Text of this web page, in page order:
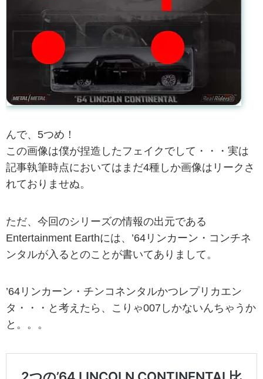
んで、5つめ！
この画像は僕が捏造したフェイクでして・・・実は
記事執筆時点においてはまだ4種しか画像はリークさ
れておりませぬ。
ただ、今回のシリーズの情報の出元である
Entertainment Earthには、’64リンカーン・コンチネ
ンタルが入るとのことが書いてありまして。
’64リンカーン・チンコネンタルかつレプリカエン
タ・・・と考えたら、こりゃ007しかないんちゃうか
と。。。